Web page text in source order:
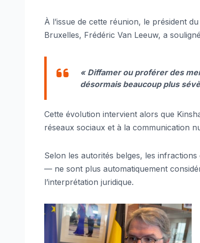
À l’issue de cette réunion, le président
Bruxelles, Frédéric Van Leeuw, a
« Diffamer ou proférer des
désormais beaucoup plus
Cette évolution intervient alors que
réseaux sociaux et à la communication
Selon les autorités belges, les
— ne sont plus automatiquement
l’interprétation juridique.